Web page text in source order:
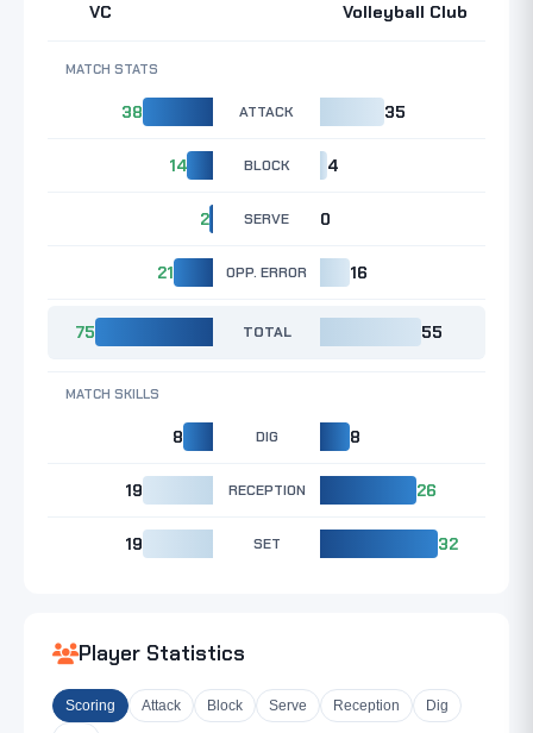
VC
Volleyball Club
MATCH STATS
38 ATTACK 35
14 BLOCK 4
2 SERVE 0
21 OPP. ERROR 16
75 TOTAL 55
MATCH SKILLS
8 DIG 8
19 RECEPTION 26
19 SET 32
Player Statistics
Scoring Attack Block Serve Reception
Dig